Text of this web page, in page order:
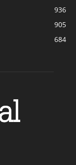
936
905
684